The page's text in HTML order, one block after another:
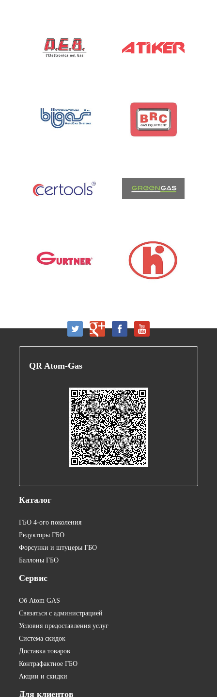
QR Atom-Gas
Каталог
ГБО 4-ого поколения
Редукторы ГБО
Форсунки и штуцеры ГБО
Баллоны ГБО
Сервис
Об Atom GAS
Связаться с администрацией
Условия предоставления услуг
Система скидок
Доставка товаров
Контрафактное ГБО
Акции и скидки
Для клиентов